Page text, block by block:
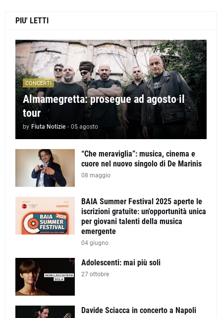
PIU' LETTI
CONCERTI
Almamegretta: prosegue ad agosto il
tour
by Fiuta Notizie - 05 agosto
“Che meraviglia”: musica, cinema e
cuore nel nuovo singolo di De Marinis
08 maggio
BAIA Summer Festival 2025 aperte le
iscrizioni gratuite: un'opportunità unica
per giovani talenti della musica
emergente
04 giugno
Adolescenti: mai più soli
27 ottobre
Davide Sciacca in concerto a Napoli